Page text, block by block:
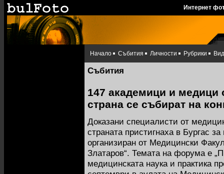
Интернет
Начало Събития Личности Рубрики
Събития
147 академици и медици
страна се събират на
Доказани специалисти от
страната пристигнаха в Бургас
организиран от Медицински
Златаров“. Темата на форума е
медицинската наука и практика